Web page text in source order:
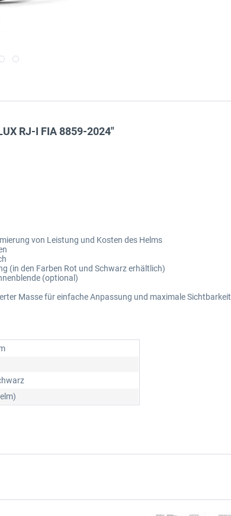
RJ-I FIA 8859-2024"
von Leistung und Kosten des Helms
(in den Farben Rot und Schwarz erhältlich)
(optional)
Masse für einfache Anpassung und maximale Sichtbarkeit